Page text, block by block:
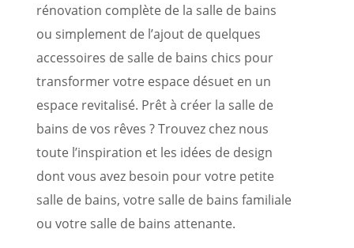
rénovation complète de la salle de bains
ou simplement de l’ajout de quelques
accessoires de salle de bains chics pour
transformer votre espace désuet en un
espace revitalisé. Prêt à créer la salle de
bains de vos rêves ? Trouvez chez nous
toute l’inspiration et les idées de design
dont vous avez besoin pour votre petite
salle de bains, votre salle de bains familiale
ou votre salle de bains attenante.